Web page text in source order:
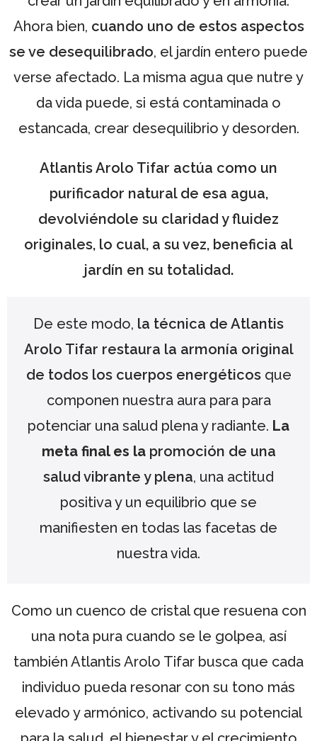
Ahora bien, cuando uno de estos aspectos
se ve desequilibrado, el jardín entero puede
verse afectado. La misma agua que nutre y
da vida puede, si está contaminada o
estancada, crear desequilibrio y desorden.
Atlantis Arolo Tifar actúa como un
purificador natural de esa agua,
devolviéndole su claridad y fluidez
originales, lo cual, a su vez, beneficia al
jardín en su totalidad.
De este modo, la técnica de Atlantis
Arolo Tifar restaura la armonía original
de todos los cuerpos energéticosque
componen nuestra aura para para
potenciar una salud plena y radiante. La
meta final es lapromoción de una
salud vibrante y plena, una actitud
positiva y un equilibrio que se
manifiesten en todas las facetas de
nuestra vida.
Como un cuenco de cristal que resuena con
una nota pura cuando se le golpea, así
también Atlantis Arolo Tifar busca que cada
individuo pueda resonar con su tono más
elevado y armónico, activando su potencial